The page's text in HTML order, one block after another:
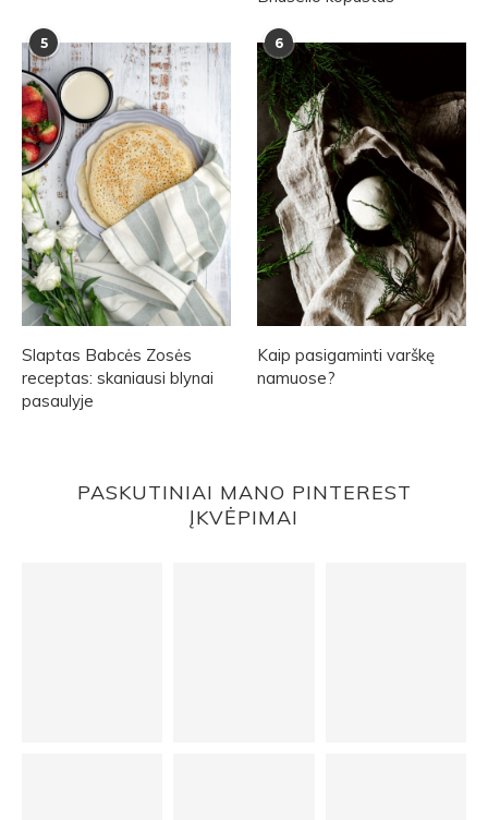
5
Slaptas Babcės Zosės
receptas: skaniausi blynai
pasaulyje
6
Kaip pasigaminti varškę
namuose?
PASKUTINIAI MANO PINTEREST
ĮKVĖPIMAI